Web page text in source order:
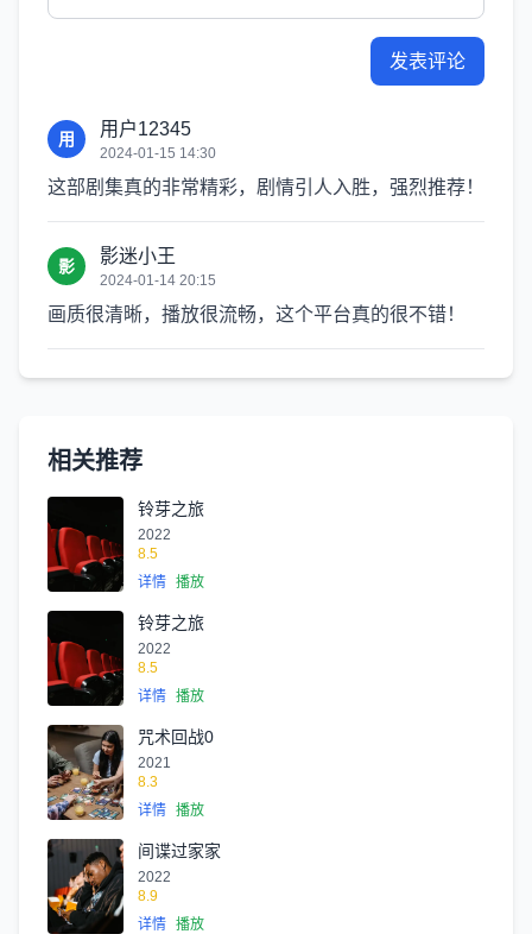
发表评论
用 用户12345
2024-01-15 14:30
这部剧集真的非常精彩，剧情引人入胜，强烈推荐！
影 影迷小王
2024-01-14 20:15
画质很清晰，播放很流畅，这个平台真的很不错！
相关推荐
铃芽之旅
2022
8.5
详情 播放
铃芽之旅
2022
8.5
详情 播放
咒术回战0
2021
8.3
详情 播放
间谍过家家
2022
8.9
详情 播放